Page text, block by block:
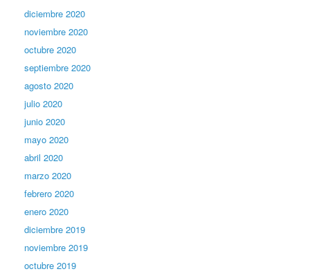
diciembre 2020
noviembre 2020
octubre 2020
septiembre 2020
agosto 2020
julio 2020
junio 2020
mayo 2020
abril 2020
marzo 2020
febrero 2020
enero 2020
diciembre 2019
noviembre 2019
octubre 2019